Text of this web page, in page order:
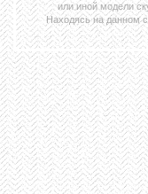
или иной модели
Находясь на данном